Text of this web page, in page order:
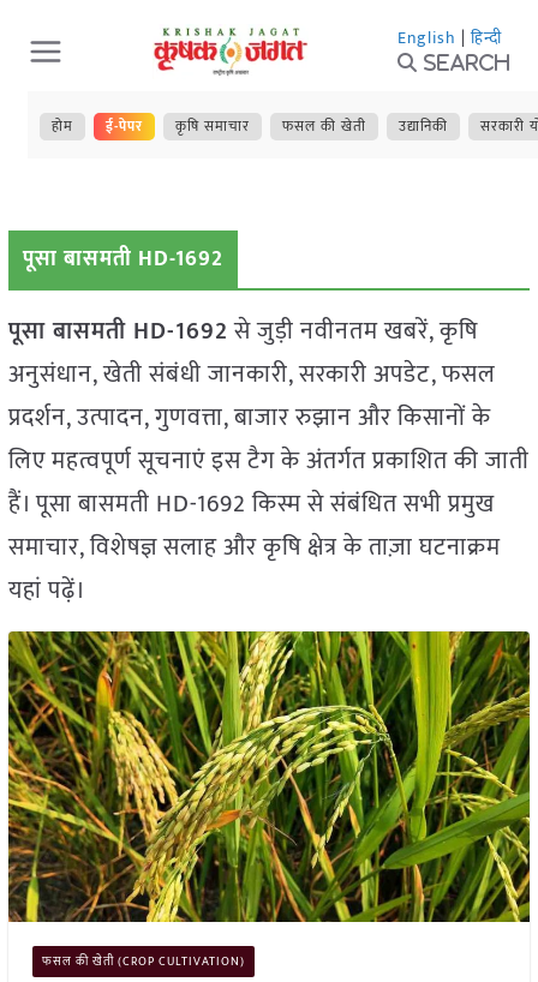
Skip
to
content
English | हिन्दी
Search
होम ई-पेपर कृषि समाचार फसल की खेती उद्यानिकी सरकारी
पूसा बासमती HD-1692
पूसा बासमती HD-1692से जुड़ी नवीनतम खबरें, कृषि
अनुसंधान, खेती संबंधी जानकारी, सरकारी अपडेट, फसल
प्रदर्शन, उत्पादन, गुणवत्ता, बाजार रुझान और किसानों के
लिए महत्वपूर्ण सूचनाएं इस टैग के अंतर्गत प्रकाशित की जाती
हैं। पूसा बासमती HD-1692 किस्म से संबंधित सभी प्रमुख
समाचार, विशेषज्ञ सलाह और कृषि क्षेत्र के ताज़ा घटनाक्रम
यहां पढ़ें।
फसल की खेती (CROP CULTIVATION)